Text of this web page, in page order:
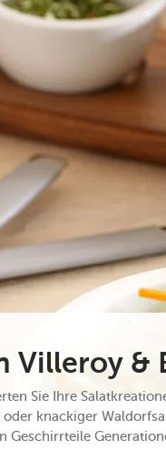
Villeroy &
Sie Ihre
knackiger
Geschirrteile